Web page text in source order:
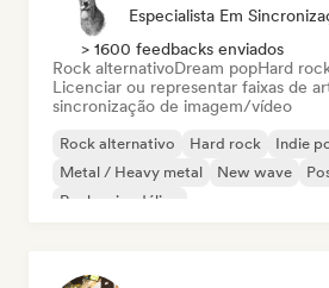
Especialista Em
> 1600 feedbacks enviados
Rock alternativoDream popHard
Licenciar ou representar faixas de
sincronização de imagem/vídeo
Rock alternativo Hard rock Indie
Metal / Heavy metal
New wave
Rock psicodélico